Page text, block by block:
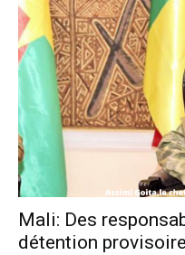
Mali: Des
détention provisoire